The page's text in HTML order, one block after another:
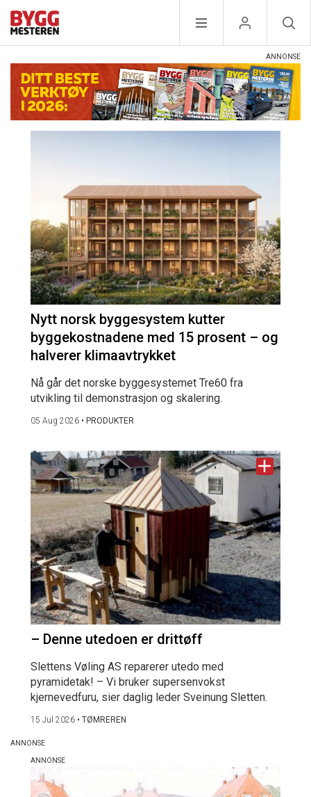
Nytt norsk byggesystem kutter
byggekostnadene med 15 prosent – og
halverer klimaavtrykket
Nå går det norske byggesystemet Tre60 fra
utvikling til demonstrasjon og skalering.
05 Aug 2026 • PRODUKTER
– Denne utedoen er drittøff
Slettens Vøling AS reparerer utedo med
pyramidetak! – Vi bruker supersenvokst
kjernevedfuru, sier daglig leder Sveinung Sletten.
15 Jul 2026 • TØMREREN